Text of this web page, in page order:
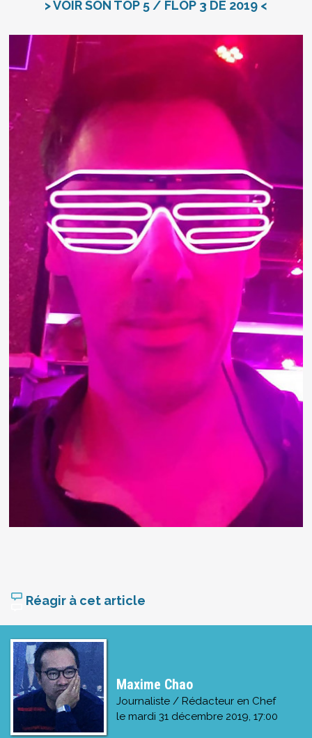
> VOIR SON TOP 5 / FLOP 3 DE 2019 <
Réagir à cet article
Maxime Chao
Journaliste / Rédacteur en Chef
le mardi 31 décembre 2019, 17:00